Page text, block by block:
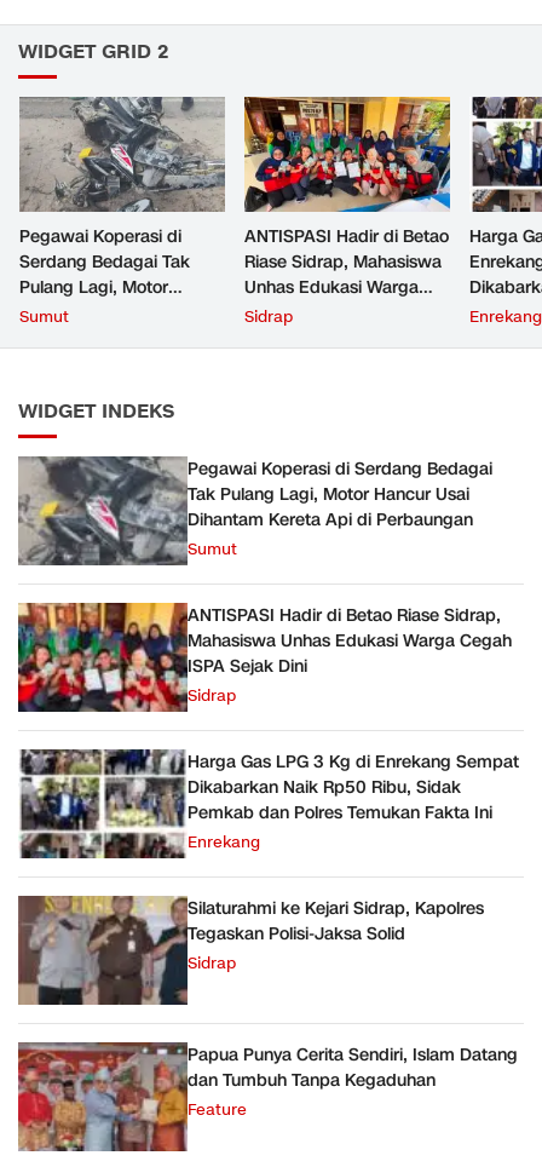
WIDGET GRID 2
Pegawai Koperasi di
Serdang Bedagai Tak
Pulang Lagi, Motor
Hancur Usai Dihantam
Sumut
ANTISPASI Hadir di Betao
Riase Sidrap, Mahasiswa
Unhas Edukasi Warga
Cegah ISPA Sejak Dini
Sidrap
Harga
Ribu,
Enrekang
WIDGET INDEKS
Pegawai Koperasi di Serdang Bedagai
Tak Pulang Lagi, Motor Hancur Usai
Dihantam Kereta Api di Perbaungan
Sumut
ANTISPASI Hadir di Betao Riase Sidrap,
Mahasiswa Unhas Edukasi Warga Cegah
ISPA Sejak Dini
Sidrap
Harga Gas LPG 3 Kg di Enrekang Sempat
Dikabarkan Naik Rp50 Ribu, Sidak
Pemkab dan Polres Temukan Fakta Ini
Enrekang
Silaturahmi ke Kejari Sidrap, Kapolres
Tegaskan Polisi-Jaksa Solid
Sidrap
Papua Punya Cerita Sendiri, Islam Datang
dan Tumbuh Tanpa Kegaduhan
Feature